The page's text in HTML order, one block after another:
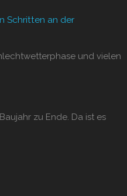
Schritten an der
und vielen
zu Ende. Da ist es